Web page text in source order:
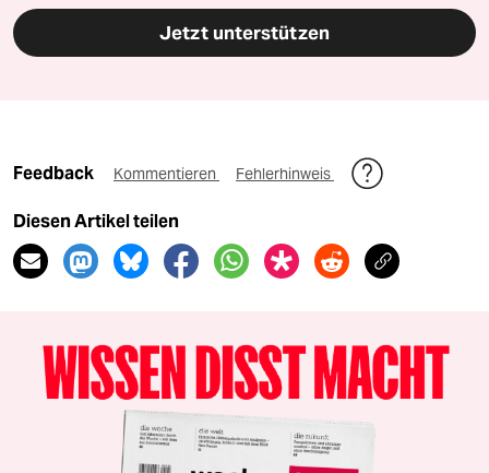
Jetzt unterstützen
Feedback Kommentieren Fehlerhinweis
Diesen Artikel teilen